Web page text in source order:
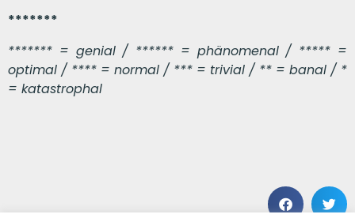
*******
******* = genial / ****** = phänomenal / ***** =
optimal / **** = normal / *** = trivial / ** = banal / *
= katastrophal